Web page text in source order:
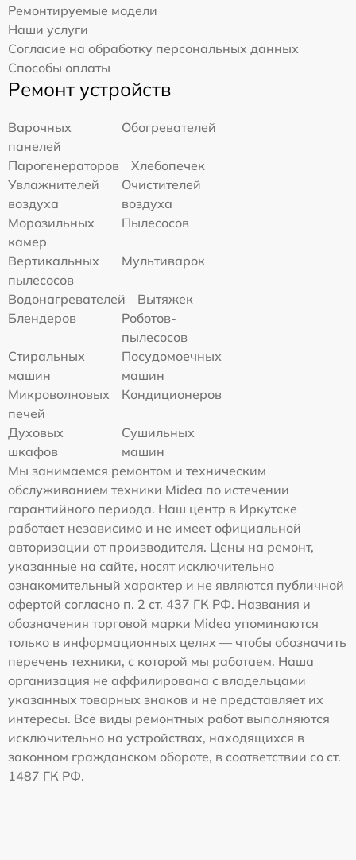
Ремонтируемые модели
Наши услуги
Согласие на обработку персональных данных
Способы оплаты
Ремонт устройств
Варочных
панелей
Обогревателей
Парогенераторов
Хлебопечек
Увлажнителей
воздуха
Очистителей
воздуха
Морозильных
камер
Пылесосов
Вертикальных
пылесосов
Мультиварок
Водонагревателей
Вытяжек
Блендеров
Роботов-
пылесосов
Стиральных
машин
Посудомоечных
машин
Микроволновых
печей
Кондиционеров
Духовых
шкафов
Сушильных
машин
Мы занимаемся ремонтом и техническим
обслуживанием техники Midea по истечении
гарантийного периода. Наш центр в Иркутске
работает независимо и не имеет официальной
авторизации от производителя. Цены на ремонт,
указанные на сайте, носят исключительно
ознакомительный характер и не являются публичной
офертой согласно п. 2 ст. 437 ГК РФ. Названия и
обозначения торговой марки Midea упоминаются
только в информационных целях — чтобы обозначить
перечень техники, с которой мы работаем. Наша
организация не аффилирована с владельцами
указанных товарных знаков и не представляет их
интересы. Все виды ремонтных работ выполняются
исключительно на устройствах, находящихся в
законном гражданском обороте, в соответствии со ст.
1487 ГК РФ.